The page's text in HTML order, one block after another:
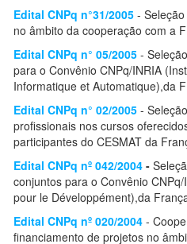
Edital CNPq n°31/2005 -
no âmbito da cooperação com a
Edital CNPq n° 05/2005 -
para o Convênio CNPq/INRIA
Informatique et Automatique),da
Edital CNPq n° 02/2005 -
profissionais nos cursos
participantes do CESMAT da
Edital CNPq nº 042/2004 -
conjuntos para o Convênio
pour le Développément),da
Edital CNPq nº 020/2004 -
financiamento de projetos no